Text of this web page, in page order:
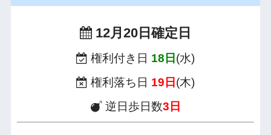
12月20日確定日
権利付き日 18日 (水)
権利落ち日 19日 (木)
逆日歩日数3日